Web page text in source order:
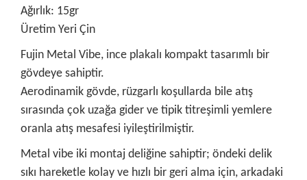
Ağırlık: 15gr
Üretim Yeri Çin
Fujin Metal Vibe, ince plakalı kompakt tasarımlı bir
gövdeye sahiptir.
Aerodinamik gövde, rüzgarlı koşullarda bile atış
sırasında çok uzağa gider ve tipik titreşimli yemlere
oranla atış mesafesi iyileştirilmiştir.
Metal vibe iki montaj deliğine sahiptir; öndeki delik
sıkı hareketle kolay ve hızlı bir geri alma için, arkadaki